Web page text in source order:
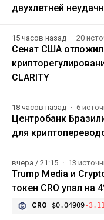
двухлетней
15 часов назад 20
Сенат США отложил
CLARITY
18 часов назад 6
Центробанк
для
вчера / 21:15 13
Trump Media и
токен CRO упал на
CRO $0.04909-